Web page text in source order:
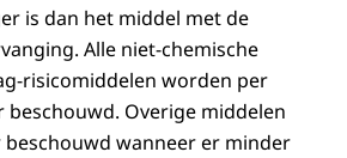
is dan het middel met de
Alle niet-chemische
risicomiddelen worden per
beschouwd. Overige middelen
wanneer er minder